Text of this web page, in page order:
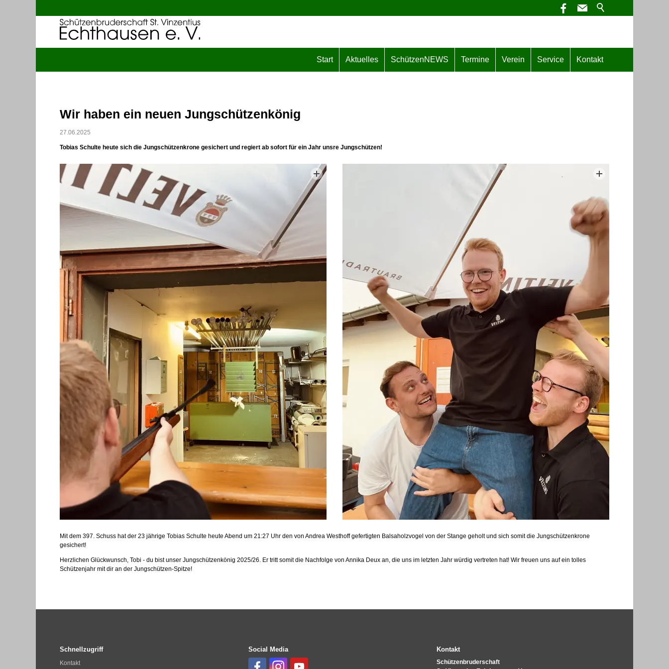
Start Aktuelles SchützenNEWS Termine Verein Service Kontakt
Wir haben ein neuen Jungschützenkönig
27.06.2025
Tobias Schulte heute sich die Jungschützenkrone gesichert und regiert ab sofort für ein Jahr unsre Jungschützen!
Mit dem 397. Schuss hat der 23 jährige Tobias Schulte heute Abend um 21:27 Uhr den von Andrea Westhoff gefertigten Balsaholzvogel von der Stange geholt und sich somit die Jungschützenkrone
gesichert!
Herzlichen Glückwunsch, Tobi - du bist unser Jungschützenkönig 2025/26. Er tritt somit die Nachfolge von Annika Deux an, die uns im letzten Jahr würdig vertreten hat! Wir freuen uns auf ein tolles
Schützenjahr mit dir an der Jungschützen-Spitze!
Schnellzugriff
Kontakt
Social Media Kontakt
Schützenbruderschaft